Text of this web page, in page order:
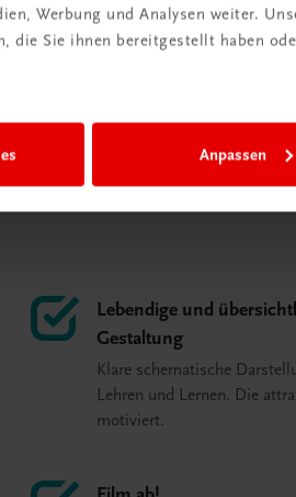
Werbung und Analysen weiter.
die Sie ihnen bereitgestellt haben
Anpassen
kennen.
Lebendige und
Gestaltung
Klare schematische
Lehren und Lernen. Die
motiviert.